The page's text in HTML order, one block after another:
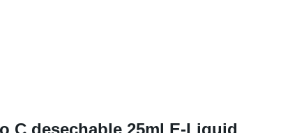
C desechable 25ml E-Liquid